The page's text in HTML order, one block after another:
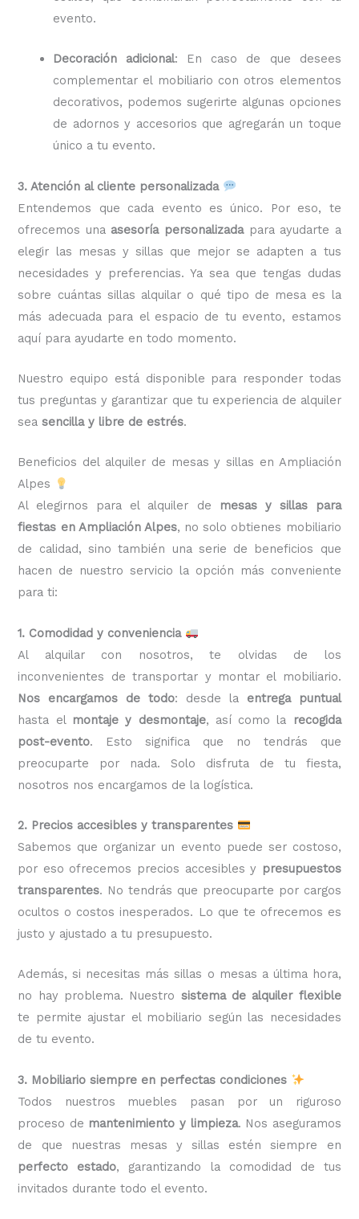
evento.
Decoración adicional: En caso de que desees
complementar el mobiliario con otros elementos
decorativos, podemos sugerirte algunas opciones
de adornos y accesorios que agregarán un toque
único a tu evento.
3. Atención al cliente personalizada
Entendemos que cada evento es único. Por eso, te
ofrecemos una asesoría personalizadapara ayudarte a
elegir las mesas y sillas que mejor se adapten a tus
necesidades y preferencias. Ya sea que tengas dudas
sobre cuántas sillas alquilar o qué tipo de mesa es la
más adecuada para el espacio de tu evento, estamos
aquí para ayudarte en todo momento.
Nuestro equipo está disponible para responder todas
tus preguntas y garantizar que tu experiencia de alquiler
seasencilla y libre de estrés.
Beneficios del alquiler de mesas y sillas en Ampliación
Alpes
Al elegirnos para el alquiler de
mesas y sillas para
fiestas en Ampliación Alpes, no solo obtienes mobiliario
de calidad, sino también una serie de beneficios que
hacen de nuestro servicio la opción más conveniente
para ti:
1. Comodidad y conveniencia
Al alquilar con nosotros, te olvidas de los
inconvenientes de transportar y montar el mobiliario.
Nos encargamos de todo: desde la entrega puntual
hasta el montaje y desmontaje, así como la
recogida
post-evento. Esto significa que no tendrás que
preocuparte por nada. Solo disfruta de tu fiesta,
nosotros nos encargamos de la logística.
2. Precios accesibles y transparentes
Sabemos que organizar un evento puede ser costoso,
por eso ofrecemos precios accesibles y presupuestos
transparentes. No tendrás que preocuparte por cargos
ocultos o costos inesperados. Lo que te ofrecemos es
justo y ajustado a tu presupuesto.
Además, si necesitas más sillas o mesas a última hora,
no hay problema. Nuestro sistema de alquiler flexible
te permite ajustar el mobiliario según las necesidades
de tu evento.
3. Mobiliario siempre en perfectas condiciones
Todos nuestros muebles pasan por un riguroso
proceso de mantenimiento y limpieza. Nos aseguramos
de que nuestras mesas y sillas estén siempre en
perfecto estado, garantizando la comodidad de tus
invitados durante todo el evento.